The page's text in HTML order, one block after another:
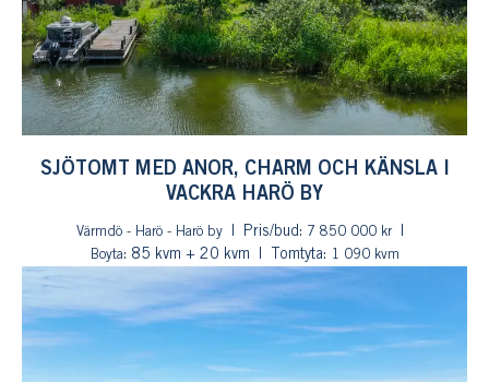
SJÖTOMT MED ANOR, CHARM OCH KÄNSLA I
VACKRA HARÖ BY
Värmdö - Harö - Harö by Pris/bud:
7 850 000 kr
Boyta: 85 kvm + 20 kvm Tomtyta: 1 090 kvm